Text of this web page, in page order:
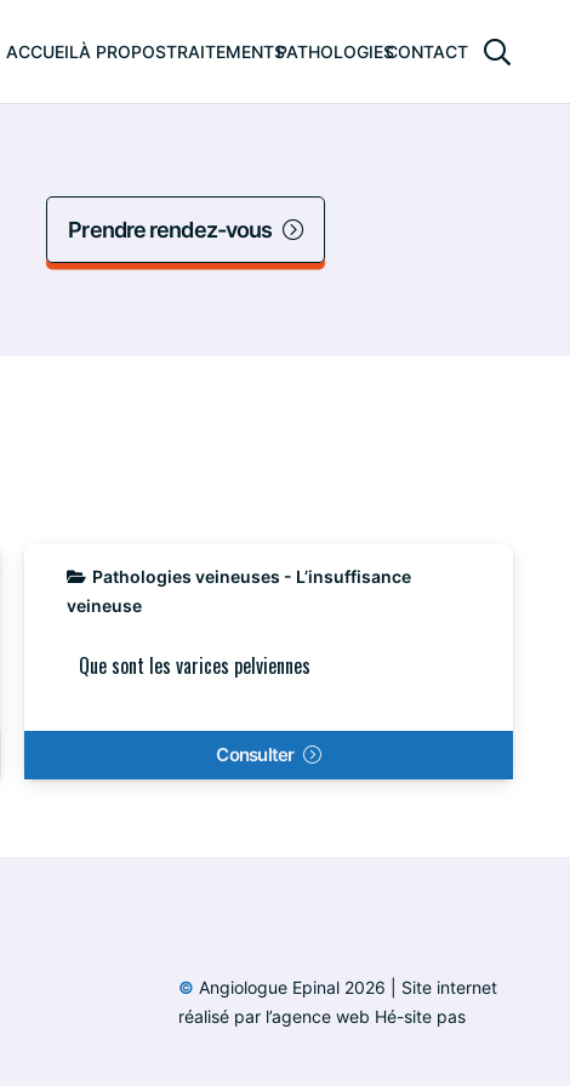
ACCUEILÀ PROPOSTRAITEMENTSPATHOLOGIESCONTACT
Prendre rendez-vous
Pathologies veineuses - L’insuffisance
veineuse
Que sont les varices pelviennes
Consulter
© Angiologue Epinal2026 | Site internet
réalisé par l’agence web Hé-site pas